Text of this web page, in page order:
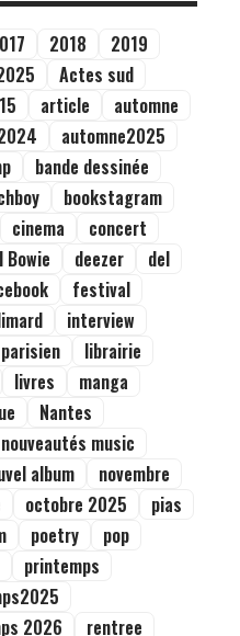
2018
2019
Actes sud
article
automne
automne2025
bande dessinée
bookstagram
cinema
concert
Bowie deezer
del
festival
interview
librairie
livres
manga
Nantes
nouveautés music
album
novembre
octobre 2025
pias
poetry
pop
printemps
2026
rentree